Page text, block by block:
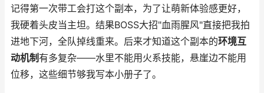
记得第一次带工会打这个副本，为了让萌新体验感更好，
我硬着头皮当主坦。结果BOSS大招"血雨腥风"直接把我拍
进地下河，全队掉线重来。后来才知道这个副本的环境互
动机制有多复杂——水里不能用火系技能，悬崖边不能用
位移，这些细节够我写本小册子了。